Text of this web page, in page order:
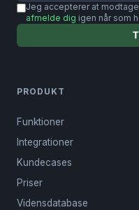
Jeg accepterer at
afmelde dig igen når som
PRODUKT
Funktioner
Integrationer
Kundecases
Priser
Vidensdatabase